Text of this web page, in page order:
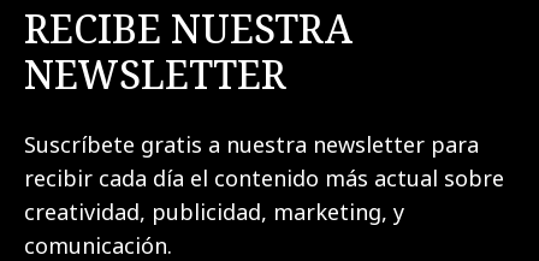
RECIBE NUESTRA
NEWSLETTER
Suscríbete gratis a nuestra newsletter para
recibir cada día el contenido más actual sobre
creatividad, publicidad, marketing, y
comunicación.